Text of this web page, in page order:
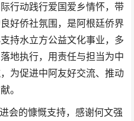
行动践行爱国爱乡情怀，带
好侨社氛围，是阿根廷侨界
持水立方公益文化事业，多
地执行，用责任与担当为中
为促进中阿友好交流、推动
。
的慷慨支持，感谢何文强